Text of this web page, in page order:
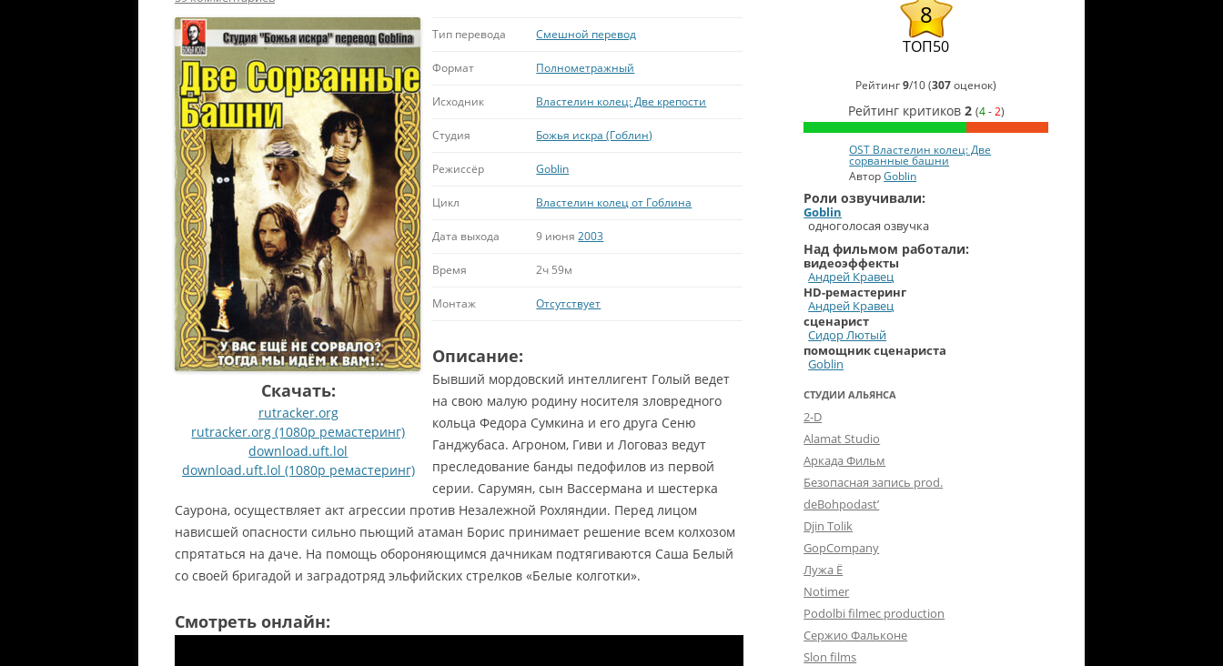
Скачать:
rutracker.org
rutracker.org (1080p ремастеринг)
download.uft.lol
download.uft.lol (1080p ремастеринг)
Тип перевода Смешной перевод
Формат Полнометражный
Исходник Властелин колец: Две крепости
Студия Божья искра (Гоблин)
Режиссёр Goblin
Цикл Властелин колец от Гоблина
Дата выхода 9 июня2003
Время 2ч 59м
Монтаж Отсутствует
Описание:
Бывший мордовский интеллигент Голый ведет
на свою малую родину носителя зловредного
кольца Федора Сумкина и его друга Сеню
Ганджубаса. Агроном, Гиви и Логоваз ведут
преследование банды педофилов из первой
серии. Сарумян, сын Вассермана и шестерка
Саурона, осуществляет акт агрессии против Незалежной Рохляндии. Перед лицом
нависшей опасности сильно пьющий атаман Борис принимает решение всем колхозом
спрятаться на даче. На помощь обороняющимся дачникам подтягиваются Саша Белый
со своей бригадой и заградотряд эльфийских стрелков «Белые колготки».
Смотреть онлайн:
8
ТОП50
Рейтинг9/10(307оценок)
Рейтинг критиков 2 (4- 2)
OST Властелин колец: Две
сорванные башни
АвторGoblin
Роли озвучивали:
Goblin
одноголосая озвучка
Над фильмом работали:
видеоэффекты
Андрей Кравец
HD-ремастеринг
Андрей Кравец
сценарист
Сидор Лютый
помощник сценариста
Goblin
СТУДИИ АЛЬЯНСА
2-D
Alamat Studio
Аркада Фильм
Безопасная запись prod.
deBohpodast’
Djin Tolik
GopCompany
Лужа Ё
Notimer
Podolbi filmec production
Сержио Фальконе
Slon films